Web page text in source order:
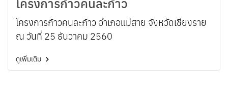
โครงการก้าวคนละก้าว
โครงการก้าวคนละก้าว อำเภอแม่สาย จังหวัดเชียงราย
ณ วันที่ 25 ธันวาคม 2560
ดูเพิ่มเติม